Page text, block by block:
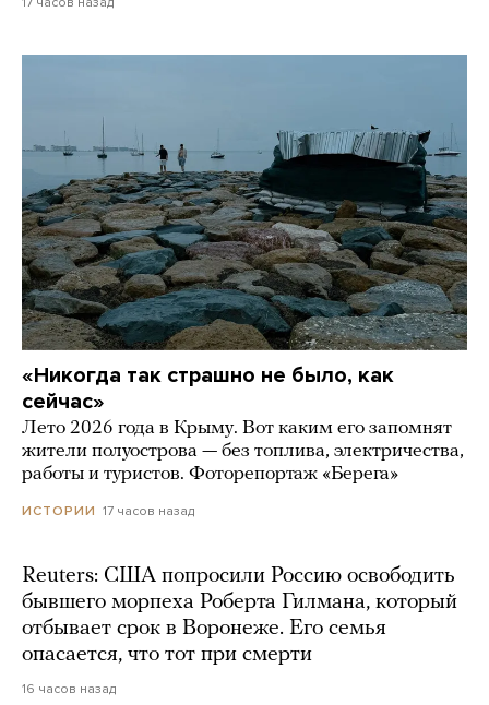
«Никогда так страшно не было, как
сейчас»
Лето 2026 года в Крыму. Вот каким его запомнят
жители полуострова — без топлива, электричества,
работы и туристов. Фоторепортаж «Берега»
ИСТОРИИ 17 часов назад
Reuters: США попросили Россию освободить
бывшего морпеха Роберта Гилмана, который
отбывает срок в Воронеже. Его семья
опасается, что тот при смерти
16 часов назад